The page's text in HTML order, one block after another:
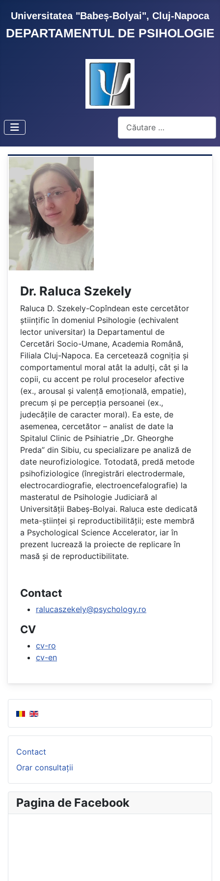
Universitatea "Babeș-Bolyai", Cluj-Napoca
DEPARTAMENTUL DE PSIHOLOGIE
Cautare
Dr. Raluca Szekely
Raluca D. Szekely-Copîndean este cercetător
științific în domeniul Psihologie (echivalent
lector universitar) la Departamentul de
Cercetări Socio-Umane, Academia Română,
Filiala Cluj-Napoca. Ea cercetează cogniția și
comportamentul moral atât la adulți, cât și la
copii, cu accent pe rolul proceselor afective
(ex., arousal și valență emoțională, empatie),
precum și pe percepția persoanei (ex.,
judecățile de caracter moral). Ea este, de
asemenea, cercetător – analist de date la
Spitalul Clinic de Psihiatrie „Dr. Gheorghe
Preda” din Sibiu, cu specializare pe analiză de
date neurofiziologice. Totodată, predă metode
psihofiziologice (înregistrări electrodermale,
electrocardiografie, electroencefalografie) la
masteratul de Psihologie Judiciară al
Universității Babeș-Bolyai. Raluca este dedicată
meta-științei și reproductibilității; este membră
a Psychological Science Accelerator, iar în
prezent lucrează la proiecte de replicare în
masă și de reproductibilitate.
Contact
ralucaszekely@psychology.ro
CV
cv-ro
cv-en
Contact
Orar consultații
Pagina de Facebook